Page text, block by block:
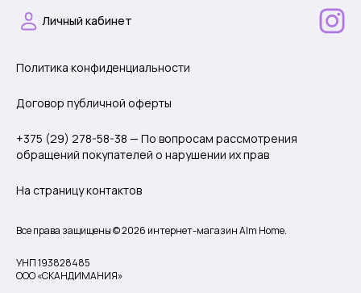
Личный кабинет
Политика конфиденциальности
Договор публичной оферты
+375 (29) 278-58-38 — По вопросам рассмотрения
обращений покупателей о нарушении их прав
На страницу контактов
Все права защищены © 2026 интернет-магазин Alm Home.
УНП 193828485
ООО «СКАНДИМАНИЯ»